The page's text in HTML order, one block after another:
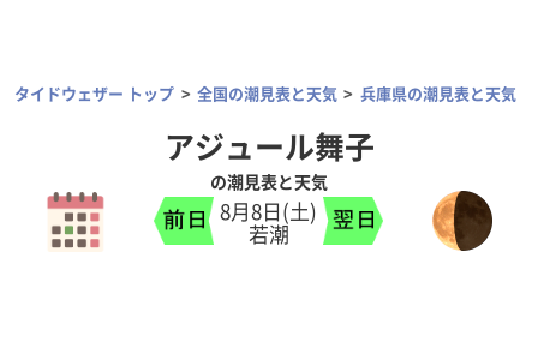
タイドウェザー トップ 全国の潮見表と天気 兵庫県の潮見表と天気
アジュール舞子
の潮見表と天気
8月8日(土)
若潮